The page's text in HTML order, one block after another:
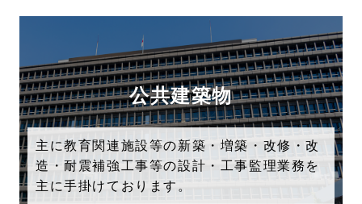
公共建築物
主に教育関連施設等の新築・増築・改修・改
造・耐震補強工事等の設計・工事監理業務を
主に手掛けております。